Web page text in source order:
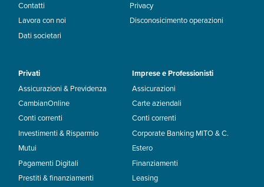
Contatti
Lavora con noi
Dati societari
Privacy
Disconosicimento operazioni
Privati
Assicurazioni & Previdenza
CambianOnline
Conti correnti
Investimenti & Risparmio
Mutui
Pagamenti Digitali
Prestiti & finanziamenti
Imprese e Professionisti
Assicurazioni
Carte aziendali
Conti correnti
Corporate Banking MITO & C.
Estero
Finanziamenti
Leasing